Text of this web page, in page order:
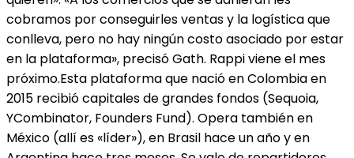
cobramos por conseguirles ventas y la logística que
conlleva, pero no hay ningún costo asociado por estar
en la plataforma», precisó Gath. Rappi viene el mes
próximo.Esta plataforma que nació en Colombia en
2015 recibió capitales de grandes fondos (Sequoia,
YCombinator, Founders Fund). Opera también en
México (allí es «líder»), en Brasil hace un año y en